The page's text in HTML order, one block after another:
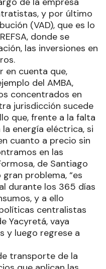
y por último
(VAD), que es lo
donde se
las inversiones en
en cuenta que,
del AMBA,
concentrados en
jurisdicción sucede
que, frente a la falta
energía eléctrica, si
cuanto a precio sin
en las
de Santiago
problema, “es
durante los 365 días
y a ello
centralistas
Yacyretá, vaya
y luego regrese a
transporte de la